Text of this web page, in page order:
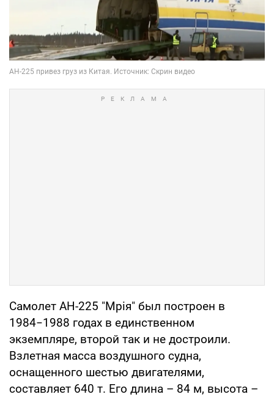
Самолет АН-225 "Мрія" был построен в
1984−1988 годах в единственном
экземпляре, второй так и не достроили.
Взлетная масса воздушного судна,
оснащенного шестью двигателями,
составляет 640 т. Его длина – 84 м, высота –